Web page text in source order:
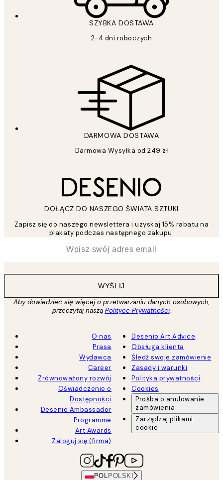
SZYBKA DOSTAWA
2-4 dni roboczych
DARMOWA DOSTAWA
Darmowa Wysyłka od 249 zł
DOŁĄCZ DO NASZEGO ŚWIATA SZTUKI
Zapisz się do naszego newslettera i uzyskaj 15% rabatu na
plakaty podczas następnego zakupu.
WYŚLIJ
Aby dowiedzieć się więcej o przetwarzaniu danych osobowych,
przeczytaj naszą Polityce Prywatności.
O nas
Prasa
Wydawca
Career
Zrównoważony rozwój
Oświadczenie o
Dostępności
Desenio Ambassador
Programme
Art Awards
Zaloguj się (firma)
Desenio Art Advice
Obsługa klienta
Śledź swoje zamówienie
Zasady i warunki
Polityka prywatności
Cookies
Prośba o anulowanie
zamówienia
Zarządzaj plikami
cookie
POL POLSKI